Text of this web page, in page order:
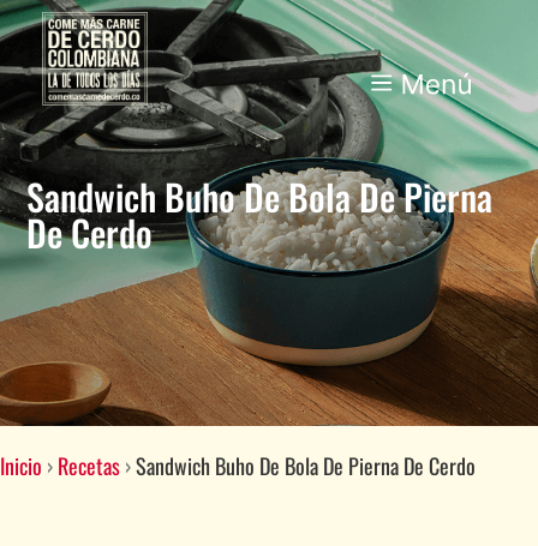
Sandwich Buho De Bola De Pierna
De Cerdo
Inicio ›Recetas›Sandwich Buho De Bola De Pierna De Cerdo